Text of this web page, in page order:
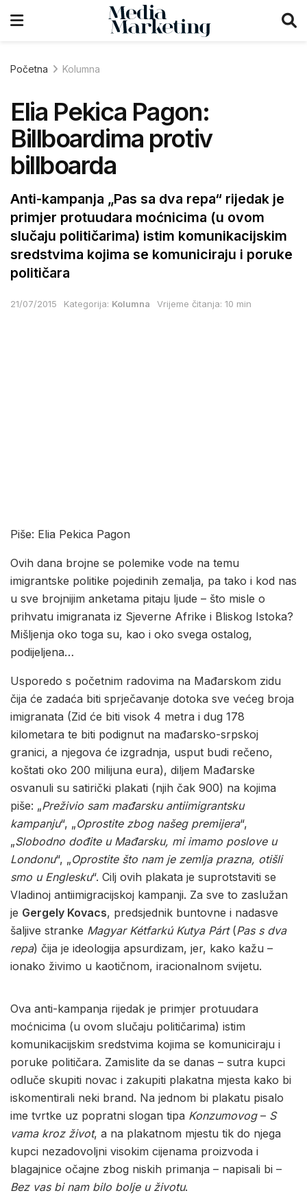
Početna Kolumna
Elia Pekica Pagon:
Billboardima protiv
billboarda
Anti-kampanja „Pas sa dva repa“ rijedak je
primjer protuudara moćnicima (u ovom
slučaju političarima) istim komunikacijskim
sredstvima kojima se komuniciraju i poruke
političara
21/07/2015 Kategorija: Kolumna Vrijeme čitanja: 10 min
Piše: Elia Pekica Pagon
Ovih dana brojne se polemike vode na temu
imigrantske politike pojedinih zemalja, pa tako i kod nas
u sve brojnijim anketama pitaju ljude – što misle o
prihvatu imigranata iz Sjeverne Afrike i Bliskog Istoka?
Mišljenja oko toga su, kao i oko svega ostalog,
podijeljena…
Usporedo s početnim radovima na Mađarskom zidu
čija će zadaća biti sprječavanje dotoka sve većeg broja
imigranata (Zid će biti visok 4 metra i dug 178
kilometara te biti podignut na mađarsko-srpskoj
granici, a njegova će izgradnja, usput budi rečeno,
koštati oko 200 milijuna eura), diljem Mađarske
osvanuli su satirički plakati (njih čak 900) na kojima
piše: „Preživio sam mađarsku antiimigrantsku
kampanju“, „Oprostite zbog našeg premijera“,
„Slobodno dođite u Mađarsku, mi imamo poslove u
Londonu“, „Oprostite što nam je zemlja prazna, otišli
smo u Englesku“. Cilj ovih plakata je suprotstaviti se
Vladinoj antiimigracijskoj kampanji. Za sve to zaslužan
je Gergely Kovacs, predsjednik buntovne i nadasve
šaljive stranke Magyar Kétfarkú Kutya Párt (Pas s dva
repa) čija je ideologija apsurdizam, jer, kako kažu –
ionako živimo u kaotičnom, iracionalnom svijetu.
Ova anti-kampanja rijedak je primjer protuudara
moćnicima (u ovom slučaju političarima) istim
komunikacijskim sredstvima kojima se komuniciraju i
poruke političara. Zamislite da se danas – sutra kupci
odluče skupiti novac i zakupiti plakatna mjesta kako bi
iskomentirali neki brand. Na jednom bi plakatu pisalo
ime tvrtke uz popratni slogan tipa Konzumovog– S
vama kroz život, a na plakatnom mjestu tik do njega
kupci nezadovoljni visokim cijenama proizvoda i
blagajnice očajne zbog niskih primanja – napisali bi –
Bez vas bi nam bilo bolje u životu.